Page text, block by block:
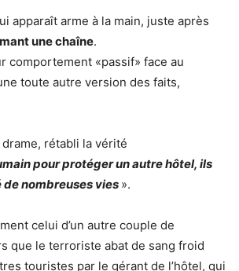
apparaît arme à la main, juste après
une chaîne.
comportement «passif» face au
toute autre version des faits,
rétabli la vérité
pour protéger un autre hôtel, ils
de nombreuses vies ».
celui d’un autre couple de
que le terroriste abat de sang froid
touristes par le gérant de l’hôtel, qui